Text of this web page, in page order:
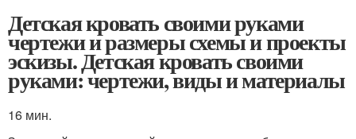
Детская кровать своими руками
чертежи и размеры схемы и проекты
эскизы. Детская кровать своими
руками: чертежи, виды и материалы
16 мин.